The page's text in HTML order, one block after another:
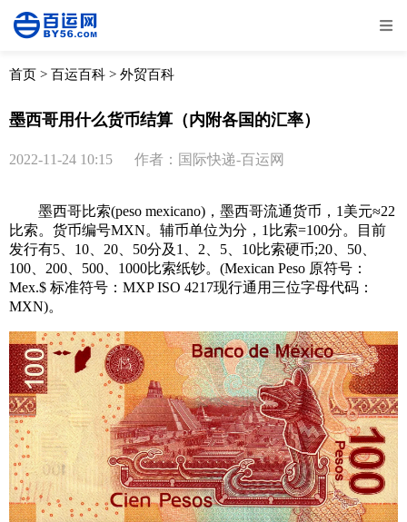
全部 物流资讯
取消 确定
首页 > 百运百科 > 外贸百科
墨西哥用什么货币结算（内附各国的汇率）
2022-11-24 10:15 作者：国际快递-百运网
墨西哥比索(peso mexicano)，墨西哥流通货币，1美元≈22
比索。货币编号MXN。辅币单位为分，1比索=100分。目前
发行有5、10、20、50分及1、2、5、10比索硬币;20、50、
100、200、500、1000比索纸钞。(Mexican Peso 原符号：
Mex.$ 标准符号：MXP ISO 4217现行通用三位字母代码：
MXN)。